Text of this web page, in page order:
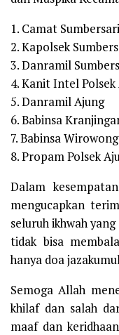
1. Camat Sumbersari
2. Kapolsek
3. Danramil
4. Kanit Intel Polsek
5. Danramil Ajung
6. Babinsa
7. Babinsa
8. Propam Polsek
Dalam
mengucapkan
seluruh ikhwah
tidak bisa
hanya doa
Semoga Allah
khilaf dan salah
maaf dan